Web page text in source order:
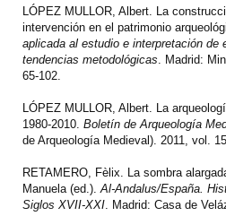
LÓPEZ MULLOR, Albert. La
intervención en el patrimonio
aplicada al estudio e interpretación de
tendencias metodológicas. Madrid:
65-102.
LÓPEZ MULLOR, Albert. La
1980-2010. Boletín de Arqueología
de Arqueología Medieval). 2011, vol.
RETAMERO, Fèlix. La sombra
Manuela (ed.).Al-Andalus/España.
Siglos XVII-XXI. Madrid: Casa de